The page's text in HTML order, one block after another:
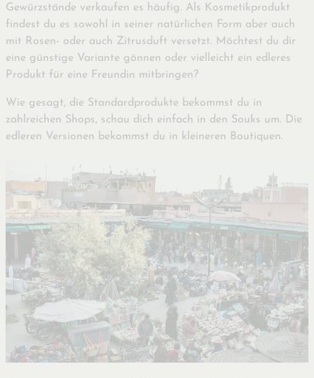
Gewürzstände verkaufen es häufig. Als Kosmetikprodukt
findest du es sowohl in seiner natürlichen Form aber auch
mit Rosen- oder auch Zitrusduft versetzt. Möchtest du dir
eine günstige Variante gönnen oder vielleicht ein edleres
Produkt für eine Freundin mitbringen?
Wie gesagt, die Standardprodukte bekommst du in
zahlreichen Shops, schau dich einfach in den Souks um. Die
edleren Versionen bekommst du in kleineren Boutiquen.